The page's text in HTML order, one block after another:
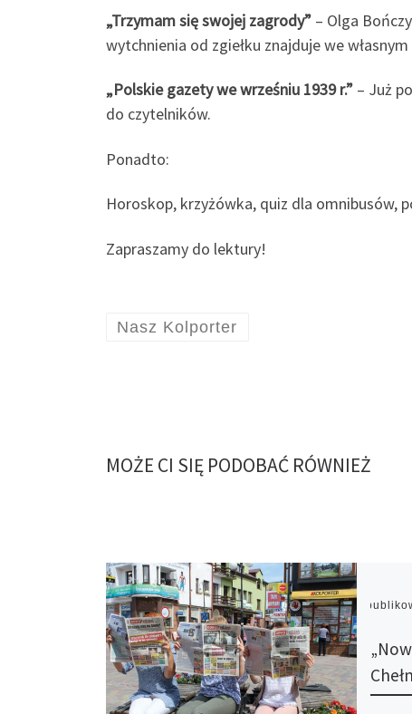
„Trzymam się swojej zagrody” – Olga
wytchnienia od zgiełku znajduje we
„Polskie gazety we wrześniu 1939 r.” – Już
do czytelników.
Ponadto:
Horoskop, krzyżówka, quiz dla omnibusów,
Zapraszamy do lektury!
Nasz Kolporter
MOŻE CI SIĘ PODOBAĆ RÓWNIEŻ